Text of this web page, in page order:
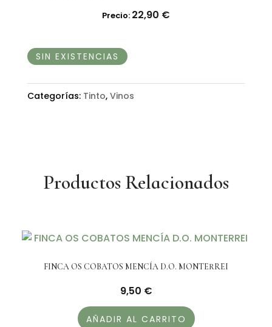
Precio: 22,90 €
SIN EXISTENCIAS
Categorías: Tinto, Vinos
Productos Relacionados
FINCA OS COBATOS MENCÍA D.O. MONTERREI
9,50 €
AÑADIR AL CARRITO